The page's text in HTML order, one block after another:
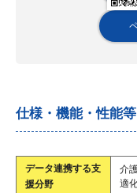
仕様・機能・性能等
データ連携する支
援分野
介
適化